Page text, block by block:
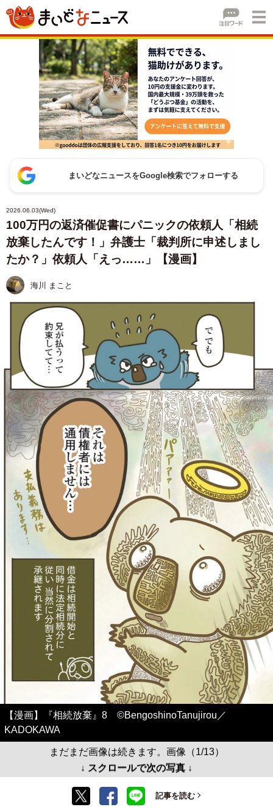
まいどなニュースをGoogle検索でフォローする
2026.06.03(Wed)
100万円の返済催促書にパニックの依頼人「相続
放棄したんです！」弁護士「裁判所に申述しまし
たか？」依頼人「えっ……」【漫画】
海川 まこと
【漫画】『相続放棄』8 ©BengoshinoTanujirou／
KADOKAWA
まだまだ画像は続きます。画像（1/13）
↓ スクロールで次の写真 ↓
記事を読む